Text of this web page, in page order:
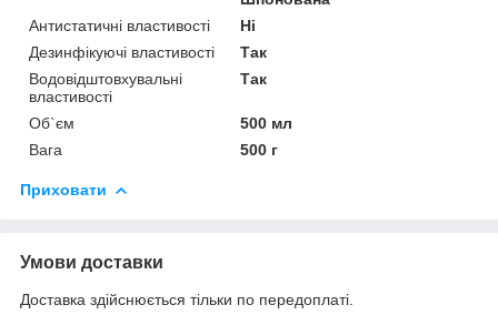
Антистатичні властивості
Ні
Дезинфікуючі властивості
Так
Водовідштовхувальні
властивості
Так
Об`єм
500 мл
Вага
500 г
Приховати
Умови доставки
Доставка здійснюється тільки по передоплаті.